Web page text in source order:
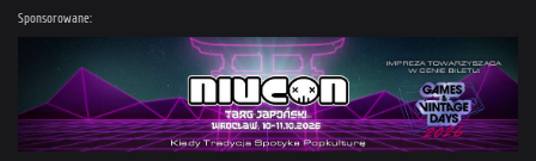
Sponsorowane: